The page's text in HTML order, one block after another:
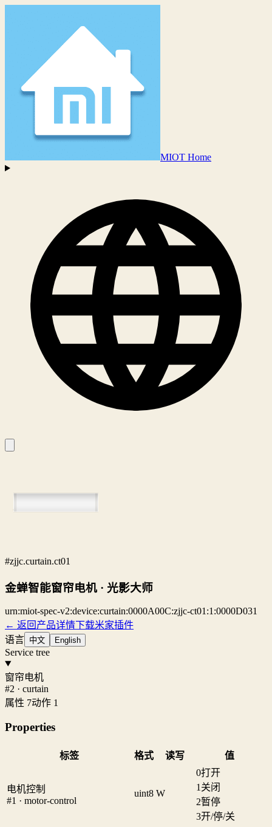
MIOT Home
#zjjc.curtain.ct01
金蝉智能窗帘电机 · 光影大师
urn:miot-spec-v2:device:curtain:0000A00C:zjjc-ct01:1:0000D031
← 返回产品详情下载米家插件
语言 中文 English
Service tree
窗帘电机
#2 · curtain
属性 7动作 1
Properties
标签 格式 读写 值
电机控制
#1 · motor-control
uint8 W
0打开
1 关闭
2暂停
3开/停/关